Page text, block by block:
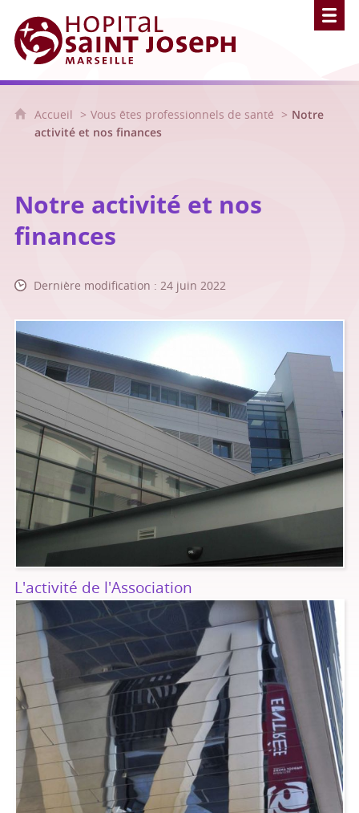
Hôpital Saint Joseph - Marseille
Accueil Vous êtes professionnels de santé
Notre
activité et nos finances
Notre activité et nos
finances
Dernière modification : 24 juin 2022
L'activité de l'Association